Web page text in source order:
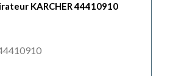
KARCHER 44410910